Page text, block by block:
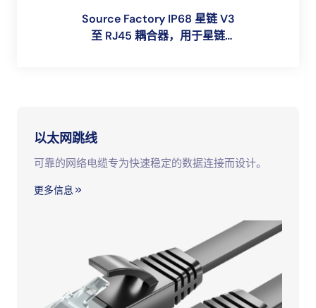
Source Factory IP68 星链 V3
至 RJ45 耦合器，用于星链
以太网跳线
可靠的网络电缆专为快速稳定的数据连接而设计。
更多信息